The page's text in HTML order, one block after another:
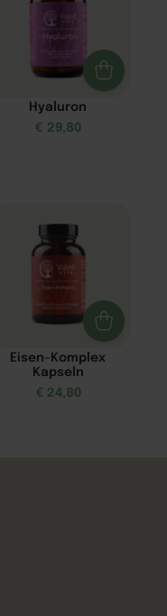
Hyaluron
€ 29,80
Eisen-Komplex
Kapseln
€ 24,80